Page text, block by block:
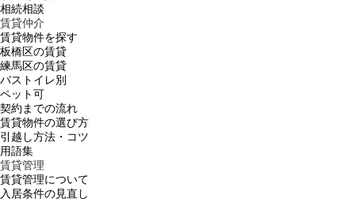
相続相談
賃貸仲介
賃貸物件を探す
板橋区の賃貸
練馬区の賃貸
バストイレ別
ペット可
契約までの流れ
賃貸物件の選び方
引越し方法・コツ
用語集
賃貸管理
賃貸管理について
入居条件の見直し